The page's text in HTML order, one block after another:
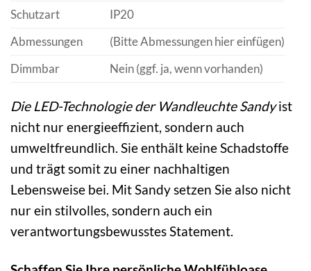
Schutzart
IP20
Abmessungen
(Bitte Abmessungen hier einfügen)
Dimmbar
Nein (ggf. ja, wenn vorhanden)
Die LED-Technologie der Wandleuchte Sandyist
nicht nur energieeffizient, sondern auch
umweltfreundlich. Sie enthält keine Schadstoffe
und trägt somit zu einer nachhaltigen
Lebensweise bei. Mit Sandy setzen Sie also nicht
nur ein stilvolles, sondern auch ein
verantwortungsbewusstes Statement.